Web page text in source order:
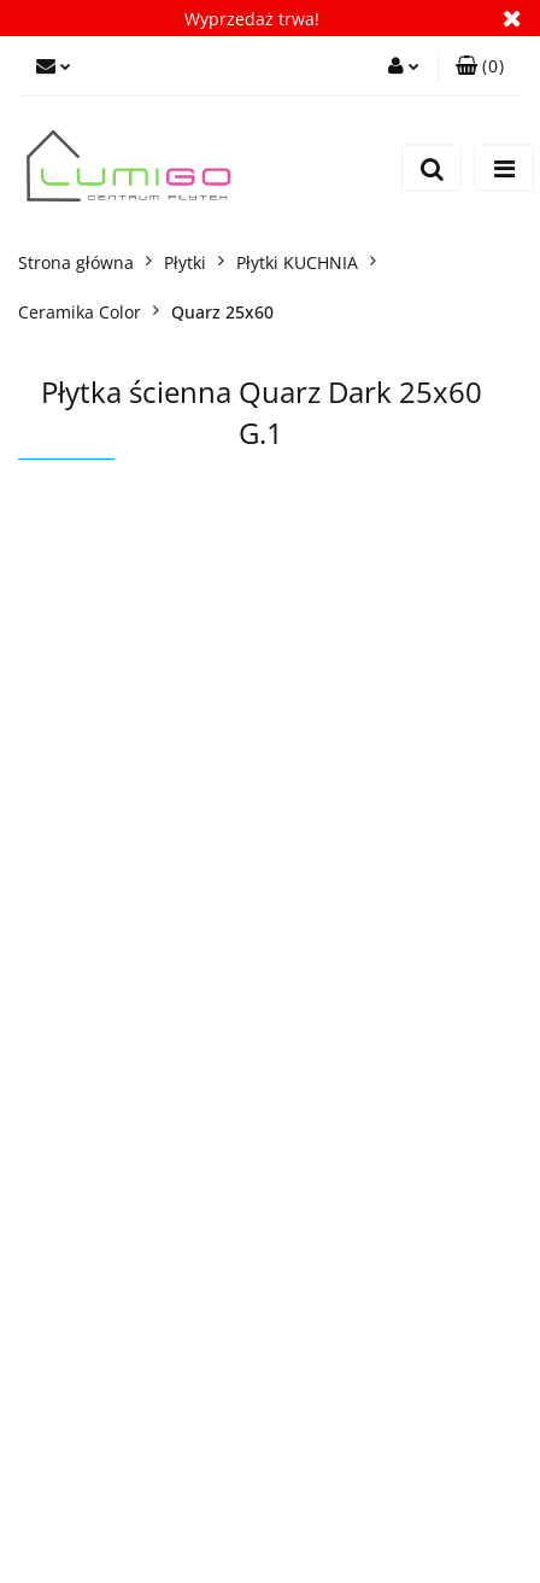
Wyprzedaż trwa!
(0)
Strona główna Płytki Płytki KUCHNIA
Ceramika Color Quarz 25x60
Płytka ścienna Quarz Dark 25x60
G.1